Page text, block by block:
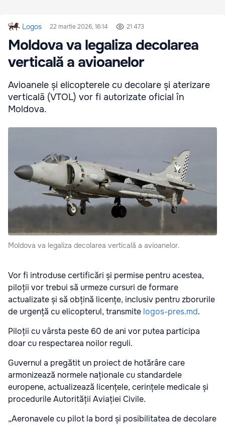
Logos 22 martie 2026, 16:14 21 473
Moldova va legaliza decolarea
verticală a avioanelor
Avioanele și elicopterele cu decolare și aterizare
verticală (VTOL) vor fi autorizate oficial în
Moldova.
Moldova va legaliza decolarea verticală a avioanelor.
Vor fi introduse certificări și permise pentru acestea,
piloții vor trebui să urmeze cursuri de formare
actualizate și să obțină licențe, inclusiv pentru zborurile
de urgență cu elicopterul, transmite logos-pres.md.
Piloții cu vârsta peste 60 de ani vor putea participa
doar cu respectarea noilor reguli.
Guvernul a pregătit un proiect de hotărâre care
armonizează normele naționale cu standardele
europene, actualizează licențele, cerințele medicale și
procedurile Autorității Aviației Civile.
„Aeronavele cu pilot la bord și posibilitatea de decolare